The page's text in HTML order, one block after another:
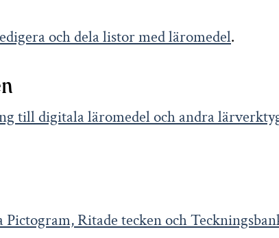
och dela listor med läromedel.
till digitala läromedel och andra
Ritade tecken och